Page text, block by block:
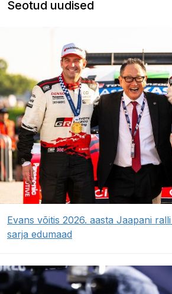
Seotud uudised
Evans võitis 2026. aasta Jaapani
sarja edumaad